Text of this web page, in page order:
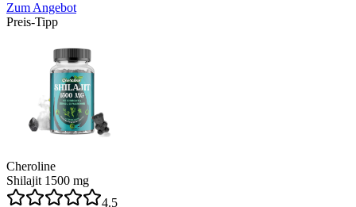
Zum Angebot
Preis-Tipp
Cheroline
Shilajit 1500 mg
4.5